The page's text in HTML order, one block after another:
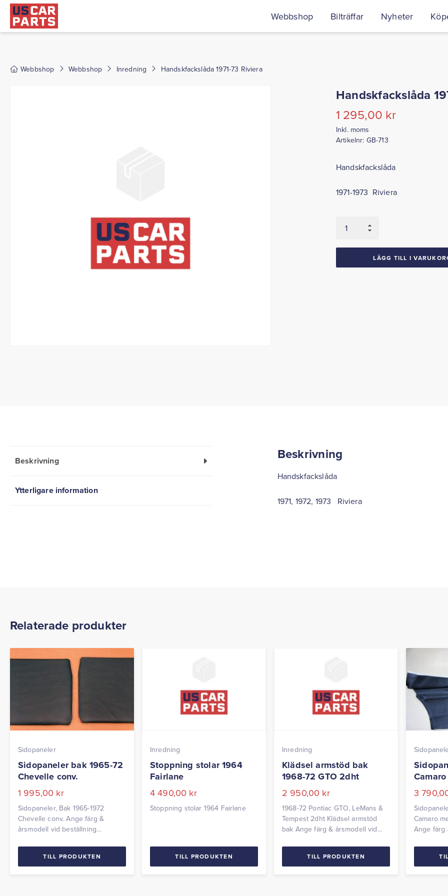
Webbshop Bilträffar Nyheter
Webbshop Webbshop Inredning Handskfackslåda 1971-73 Riviera
Handskfackslåda
1 295,00 kr
Inkl. moms
Artikelnr: GB-713
Handskfackslåda
1971-1973 Riviera
1971-
LÄGG TILL I
Beskrivning
Ytterligare information
Beskrivning
Handskfackslåda
1971, 1972, 1973 Riviera
Relaterade produkter
Sidopaneler
Sidopaneler bak 1965-72
Chevelle conv.
1 995,00 kr
Sidopaneler, Bak 1965-1972
Chevelle conv. Ange färg &
årsmodell vid beställning
TILL PRODUKTEN
Inredning
Stoppning stolar 1964
Fairlane
4 490,00 kr
Stoppning stolar 1964 Fairlane
TILL PRODUKTEN
Inredning
Klädsel armstöd bak
1968-72 GTO 2dht
2 950,00 kr
1968-72 Pontiac GTO, LeMans &
Tempest 2dht Klädsel armstöd
bak Ange färg & årsmodell vid
TILL PRODUKTEN
3
Camaro
Ange färg